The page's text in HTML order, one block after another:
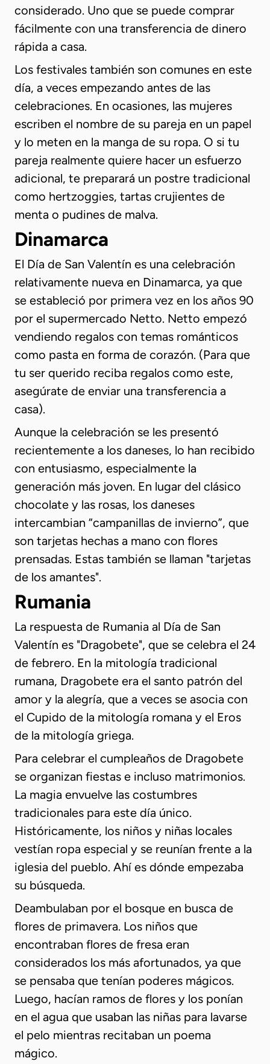
considerado. Uno que se puede comprar
fácilmente con una transferencia de dinero
rápida a casa.
Los festivales también son comunes en este
día, a veces empezando antes de las
celebraciones. En ocasiones, las mujeres
escriben el nombre de su pareja en un papel
y lo meten en la manga de su ropa. O si tu
pareja realmente quiere hacer un esfuerzo
adicional, te preparará un postre tradicional
como hertzoggies, tartas crujientes de
menta o pudines de malva.
Dinamarca
El Día de San Valentín es una celebración
relativamente nueva en Dinamarca, ya que
se estableció por primera vez en los años 90
por el supermercado Netto. Netto empezó
vendiendo regalos con temas románticos
como pasta en forma de corazón. (Para que
tu ser querido reciba regalos como este,
asegúrate de enviar una transferencia a
casa).
Aunque la celebración se les presentó
recientemente a los daneses, lo han recibido
con entusiasmo, especialmente la
generación más joven. En lugar del clásico
chocolate y las rosas, los daneses
intercambian “campanillas de invierno”, que
son tarjetas hechas a mano con flores
prensadas. Estas también se llaman "tarjetas
de los amantes".
Rumania
La respuesta de Rumania al Día de San
Valentín es "Dragobete", que se celebra el 24
de febrero. En la mitología tradicional
rumana, Dragobete era el santo patrón del
amor y la alegría, que a veces se asocia con
el Cupido de la mitología romana y el Eros
de la mitología griega.
Para celebrar el cumpleaños de Dragobete
se organizan fiestas e incluso matrimonios.
La magia envuelve las costumbres
tradicionales para este día único.
Históricamente, los niños y niñas locales
vestían ropa especial y se reunían frente a la
iglesia del pueblo. Ahí es dónde empezaba
su búsqueda.
Deambulaban por el bosque en busca de
flores de primavera. Los niños que
encontraban flores de fresa eran
considerados los más afortunados, ya que
se pensaba que tenían poderes mágicos.
Luego, hacían ramos de flores y los ponían
en el agua que usaban las niñas para lavarse
el pelo mientras recitaban un poema
mágico.